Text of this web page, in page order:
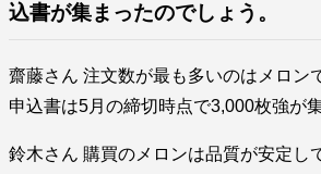
込書が集まったのでしょう。
齋藤さん 注文数が最も多いのはメロン
申込書は5月の締切時点で3,000枚強が
鈴木さん 購買のメロンは品質が安定し